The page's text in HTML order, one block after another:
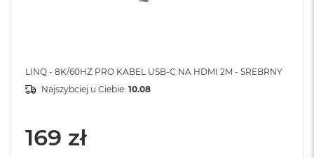
LINQ - 8K/60HZ PRO KABEL USB-C NA HDMI 2M - SREBRNY
Najszybciej u Ciebie: 10.08
169 zł